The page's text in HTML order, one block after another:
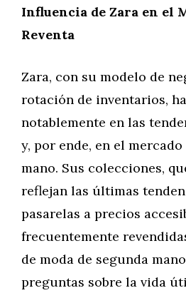
Influencia de Zara en el
Reventa
Zara, con su modelo de
rotación de inventarios,
notablemente en las
y, por ende, en el
mano. Sus colecciones,
reflejan las últimas
pasarelas a precios
frecuentemente
de moda de segunda
preguntas sobre la vida